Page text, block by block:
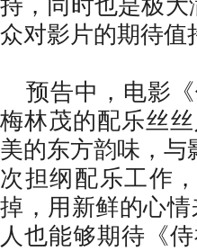
持，同时也是极
众对影片的期待值
预告中，电影
梅林茂的配乐丝
美的东方韵味，与
次担纲配乐工作
掉，用新鲜的心
人也能够期待《